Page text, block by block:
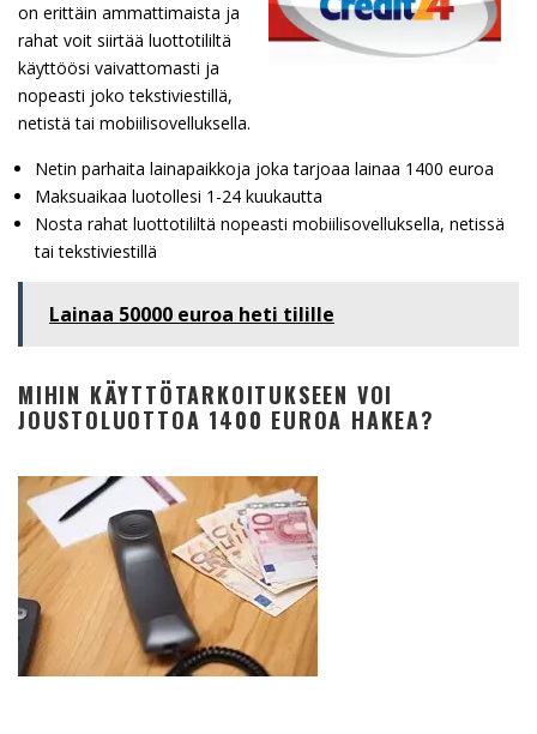
on erittäin ammattimaista ja
rahat voit siirtää luottotililtä
käyttöösi vaivattomasti ja
nopeasti joko tekstiviestillä,
netistä tai mobiilisovelluksella.
Netin parhaita lainapaikkoja joka tarjoaa lainaa 1400 euroa
Maksuaikaa luotollesi 1-24 kuukautta
Nosta rahat luottotililtä nopeasti mobiilisovelluksella, netissä
tai tekstiviestillä
Lainaa 50000 euroa heti tilille
MIHIN KÄYTTÖTARKOITUKSEEN VOI
JOUSTOLUOTTOA 1400 EUROA HAKEA?